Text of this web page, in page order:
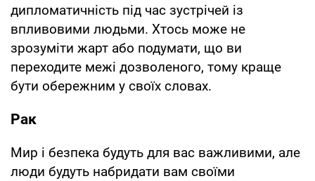
дипломатичність під час зустрічей із
впливовими людьми. Хтось може не
зрозуміти жарт або подумати, що ви
переходите межі дозволеного, тому краще
бути обережним у своїх словах.
Рак
Мир і безпека будуть для вас важливими, але
люди будуть набридати вам своїми